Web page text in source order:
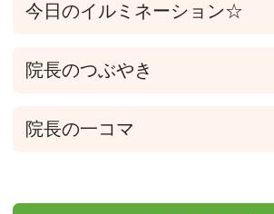
今日のイルミネーション☆
院長のつぶやき
院長の一コマ